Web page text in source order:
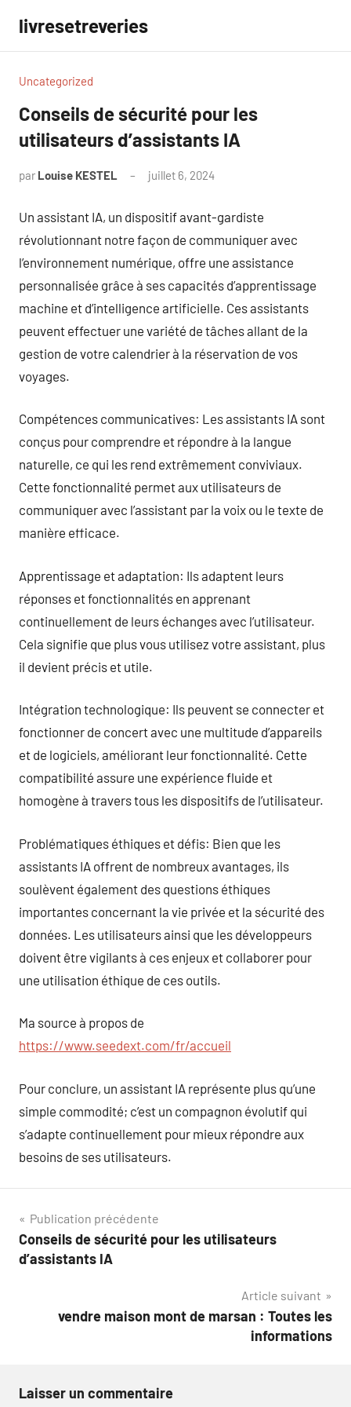
contenu
livresetreveries
Uncategorized
Conseils de sécurité pour les
utilisateurs d’assistants IA
par Louise KESTEL juillet 6, 2024
Un assistant IA, un dispositif avant-gardiste
révolutionnant notre façon de communiquer avec
l’environnement numérique, offre une assistance
personnalisée grâce à ses capacités d’apprentissage
machine et d’intelligence artificielle. Ces assistants
peuvent effectuer une variété de tâches allant de la
gestion de votre calendrier à la réservation de vos
voyages.
Compétences communicatives: Les assistants IA sont
conçus pour comprendre et répondre à la langue
naturelle, ce qui les rend extrêmement conviviaux.
Cette fonctionnalité permet aux utilisateurs de
communiquer avec l’assistant par la voix ou le texte de
manière efficace.
Apprentissage et adaptation: Ils adaptent leurs
réponses et fonctionnalités en apprenant
continuellement de leurs échanges avec l’utilisateur.
Cela signifie que plus vous utilisez votre assistant, plus
il devient précis et utile.
Intégration technologique: Ils peuvent se connecter et
fonctionner de concert avec une multitude d’appareils
et de logiciels, améliorant leur fonctionnalité. Cette
compatibilité assure une expérience fluide et
homogène à travers tous les dispositifs de l’utilisateur.
Problématiques éthiques et défis: Bien que les
assistants IA offrent de nombreux avantages, ils
soulèvent également des questions éthiques
importantes concernant la vie privée et la sécurité des
données. Les utilisateurs ainsi que les développeurs
doivent être vigilants à ces enjeux et collaborer pour
une utilisation éthique de ces outils.
Ma source à propos de
https://www.seedext.com/fr/accueil
Pour conclure, un assistant IA représente plus qu’une
simple commodité; c’est un compagnon évolutif qui
s’adapte continuellement pour mieux répondre aux
besoins de ses utilisateurs.
Navigation
de
Publication précédente
Conseils de sécurité pour les utilisateurs
d’assistants IA
Article suivant
vendre maison mont de marsan : Toutes les
informations
Laisser un commentaire